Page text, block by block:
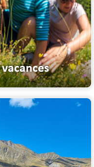
Les petits efforts de ...